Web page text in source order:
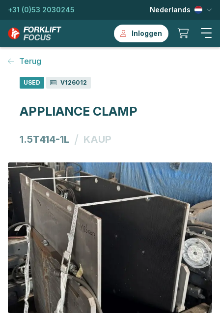
+31 (0)53 2030245 Nederlands
Inloggen
Terug
USED V126012
APPLIANCE CLAMP
1.5T414-1L / KAUP